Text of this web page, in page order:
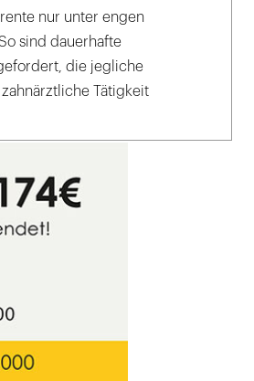
nur unter engen
sind dauerhafte
die jegliche
Tätigkeit